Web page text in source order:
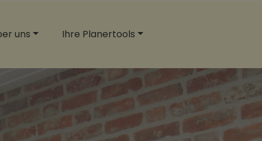
uns Ihre Planertools